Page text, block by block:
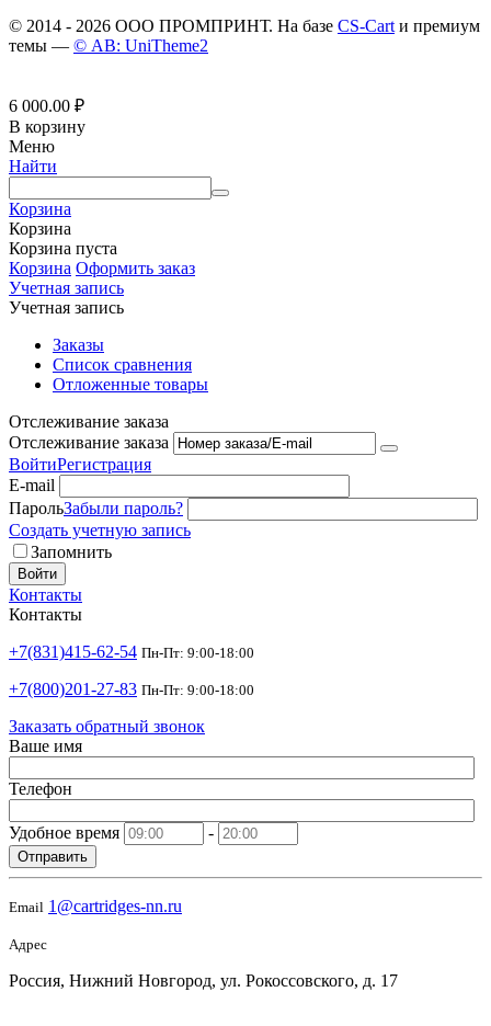
© 2014 - 2026 ООО ПРОМПРИНТ. На базе CS-Cart и премиум
темы — © AB: UniTheme2
6 000.00 ₽
В корзину
Меню
Найти
Корзина
Корзина
Корзина пуста
Корзина Оформить заказ
Учетная запись
Учетная запись
Заказы
Список сравнения
Отложенные товары
Отслеживание заказа
Отслеживание заказа
ВойтиРегистрация
E-mail
ПарольЗабыли пароль?
Создать учетную запись
Запомнить
Войти
Контакты
Контакты
+7(831)415-62-54 Пн-Пт: 9:00-18:00
+7(800)201-27-83 Пн-Пт: 9:00-18:00
Заказать обратный звонок
Ваше имя
Телефон
Удобное время -
Отправить
Email 1@cartridges-nn.ru
Адрес
Россия, Нижний Новгород, ул. Рокоссовского, д. 17